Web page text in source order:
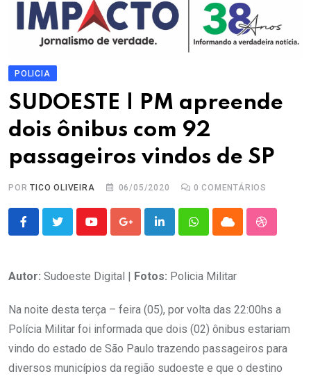
POLICIA
SUDOESTE | PM apreende
dois ônibus com 92
passageiros vindos de SP
PORTICO OLIVEIRA 06/05/2020 0 COMENTÁRIOS
YoutubeGoogle+LinkedInWhatsappCloud
Autor: Sudoeste Digital | Fotos: Policia Militar
Na noite desta terça – feira (05), por volta das 22:00hs a
Polícia Militar foi informada que dois (02) ônibus estariam
vindo do estado de São Paulo trazendo passageiros para
diversos municípios da região sudoeste e que o destino